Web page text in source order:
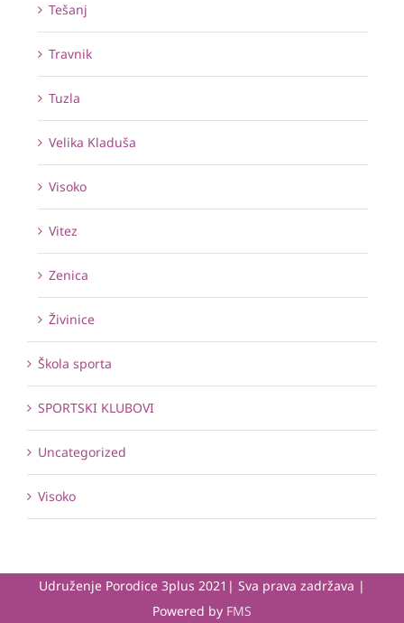
Tešanj
Travnik
Tuzla
Velika Kladuša
Visoko
Vitez
Zenica
Živinice
Škola sporta
SPORTSKI KLUBOVI
Uncategorized
Visoko
Udruženje Porodice 3plus 2021| Sva prava zadržava |
Powered by FMS